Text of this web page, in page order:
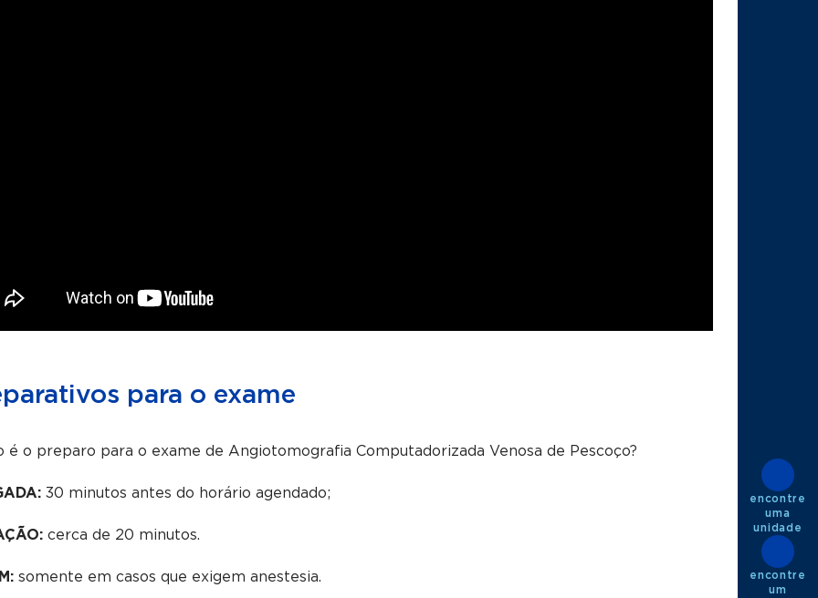
para o exame
é o preparo para o exame de Angiotomografia Computadorizada Venosa de Pescoço?
30 minutos antes do horário agendado;
cerca de 20 minutos.
somente em casos que exigem anestesia.
encontre
uma
unidade
encontre
um